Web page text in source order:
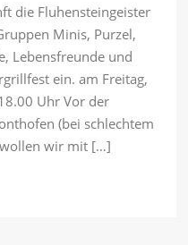
die Fluhensteingeister
Minis, Purzel,
Lebensfreunde und
ein. am Freitag,
Uhr Vor der
(bei schlechtem
wir mit […]